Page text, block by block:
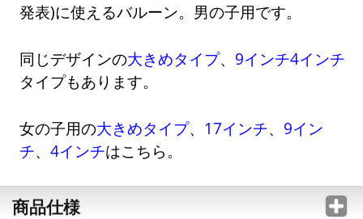
発表)に使えるバルーン。男の子用です。
同じデザインの大きめタイプ、 9インチ4インチ
タイプもあります。
女の子用の大きめタイプ、 17インチ、 9イン
チ、4インチはこちら。
商品仕様